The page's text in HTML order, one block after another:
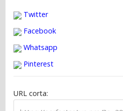
Twitter
Facebook
Whatsapp
Pinterest
URL corta: